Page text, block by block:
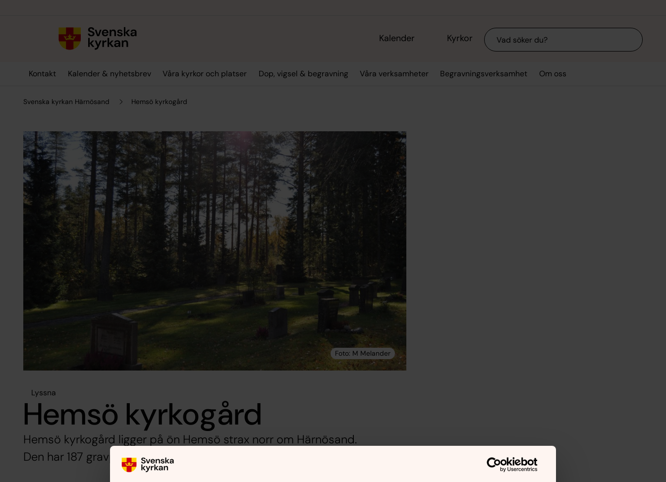
Kalender Kyrkor Sök
Kontakt Kalender & nyhetsbrev Våra kyrkor och platser Dop, vigsel & begravning Våra verksamheter Begravningsverksamhet Om oss
Svenska kyrkan Härnösand Hemsö kyrkogård
Lyssna
Hemsö kyrkogård
Hemsö kyrkogård ligger på ön Hemsö strax norr om Härnösand.
Den har 187 gravplatser och en minneslund.